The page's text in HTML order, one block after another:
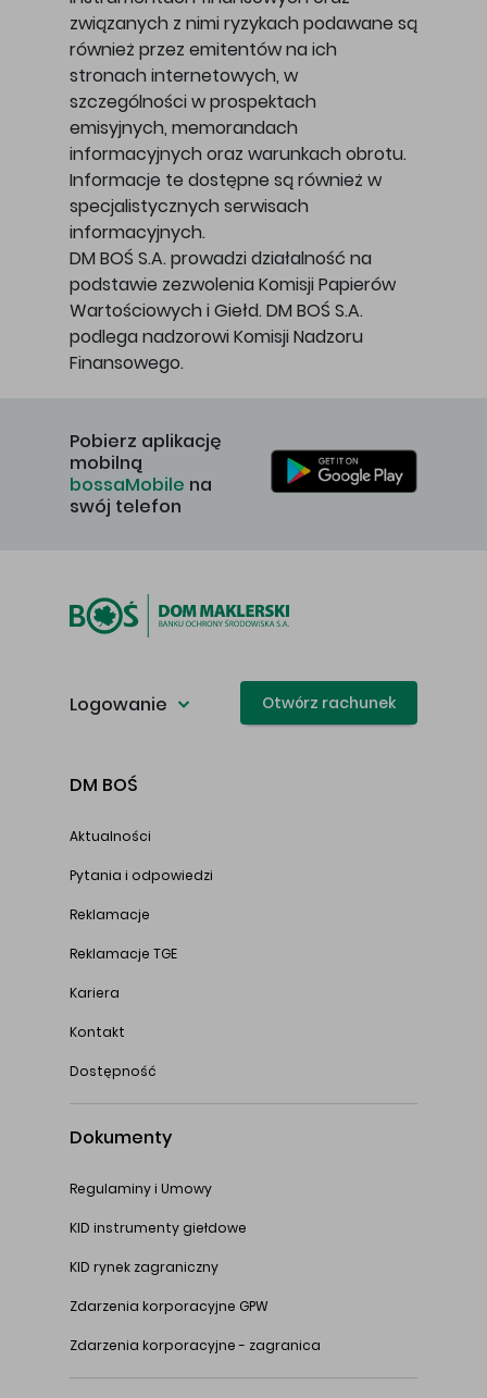
związanych z nimi ryzykach podawane są
również przez emitentów na ich
stronach internetowych, w
szczególności w prospektach
emisyjnych, memorandach
informacyjnych oraz warunkach obrotu.
Informacje te dostępne są również w
specjalistycznych serwisach
informacyjnych.
DM BOŚ S.A. prowadzi działalność na
podstawie zezwolenia Komisji Papierów
Wartościowych i Giełd. DM BOŚ S.A.
podlega nadzorowi Komisji Nadzoru
Finansowego.
Pobierz aplikację
mobilną
bossaMobile na
swój telefon
Logowanie Otwórz rachunek
DM BOŚ
Aktualności
Pytania i odpowiedzi
Reklamacje
Reklamacje TGE
Kariera
Kontakt
Dostępność
Dokumenty
Regulaminy i Umowy
KID instrumenty giełdowe
KID rynek zagraniczny
Zdarzenia korporacyjne GPW
Zdarzenia korporacyjne - zagranica